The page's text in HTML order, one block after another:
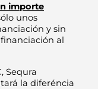
importe
unos
y sin
al
Sequra
la diferéncia